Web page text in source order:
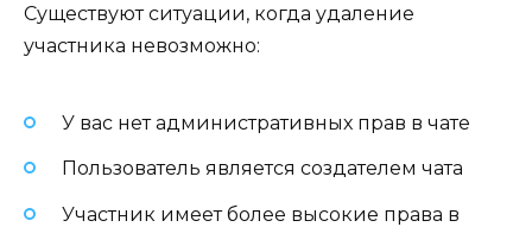
Существуют ситуации, когда удаление
участника невозможно:
У вас нет административных прав в чате
Пользователь является создателем чата
Участник имеет более высокие права в